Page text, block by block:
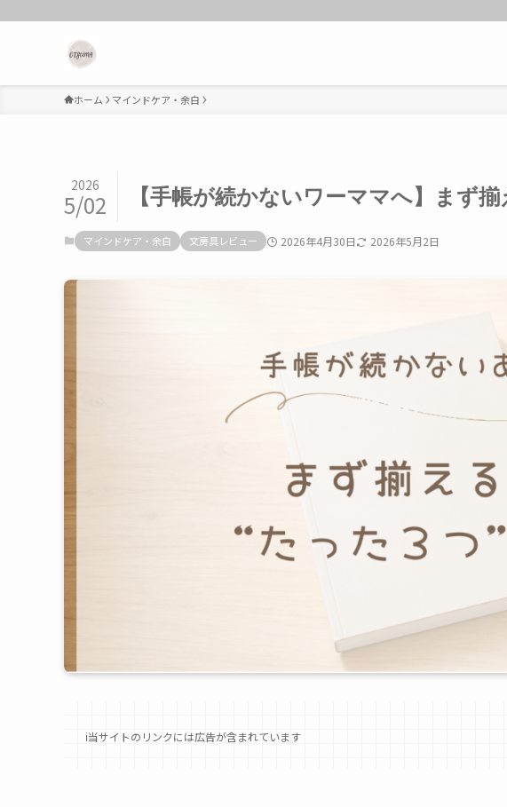
ホーム マインドケア・余白
【手帳が続かないワーママへ】まず
2026
5/02
マインドケア・余白 文房具レビュー 2026年4月30日 2026年5月2日
ℹ︎当サイトのリンクには広告が含まれています